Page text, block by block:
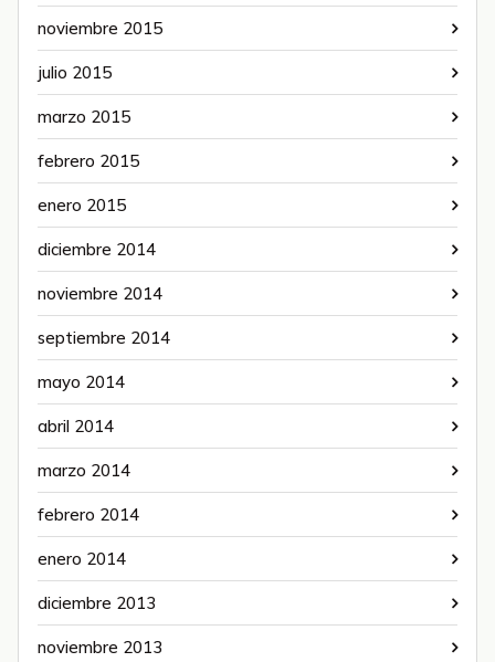
noviembre 2015
julio 2015
marzo 2015
febrero 2015
enero 2015
diciembre 2014
noviembre 2014
septiembre 2014
mayo 2014
abril 2014
marzo 2014
febrero 2014
enero 2014
diciembre 2013
noviembre 2013